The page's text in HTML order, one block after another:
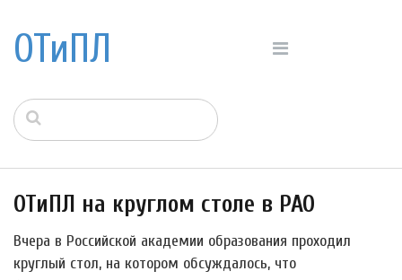
ОТиПЛ
ОТиПЛ на круглом столе в РАО
Вчера в Российской академии образования проходил
круглый стол, на котором обсуждалось, что